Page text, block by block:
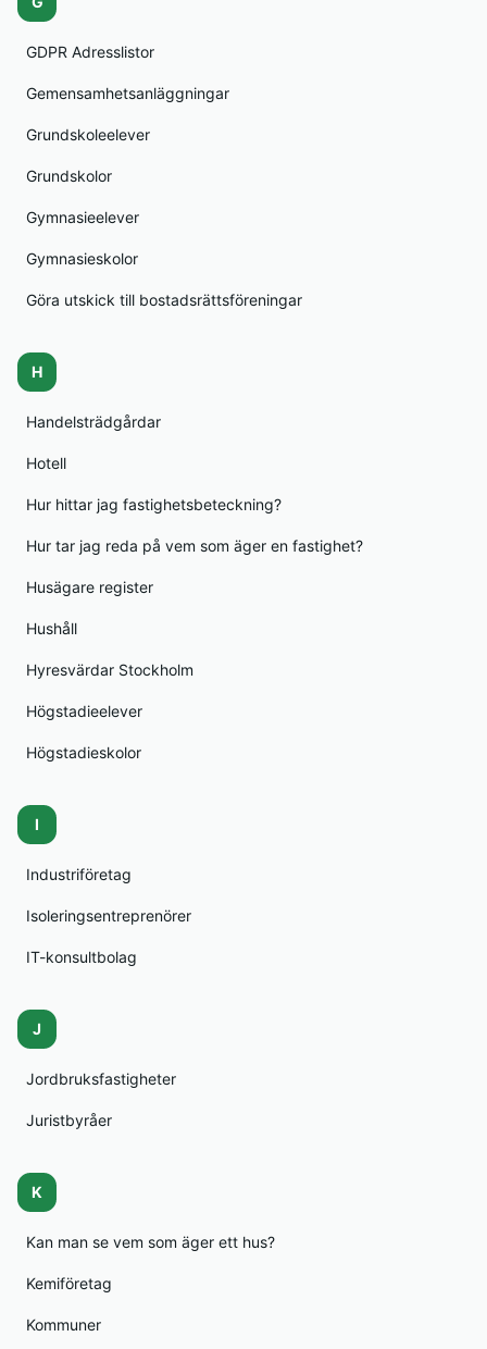
GDPR Adresslistor
Gemensamhetsanläggningar
Grundskoleelever
Grundskolor
Gymnasieelever
Gymnasieskolor
Göra utskick till bostadsrättsföreningar
H
Handelsträdgårdar
Hotell
Hur hittar jag fastighetsbeteckning?
Hur tar jag reda på vem som äger en fastighet?
Husägare register
Hushåll
Hyresvärdar Stockholm
Högstadieelever
Högstadieskolor
I
Industriföretag
Isoleringsentreprenörer
IT-konsultbolag
J
Jordbruksfastigheter
Juristbyråer
K
Kan man se vem som äger ett hus?
Kemiföretag
Kommuner